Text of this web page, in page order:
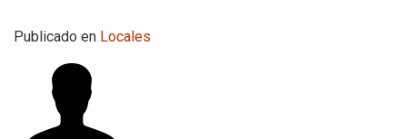
Publicado en Locales